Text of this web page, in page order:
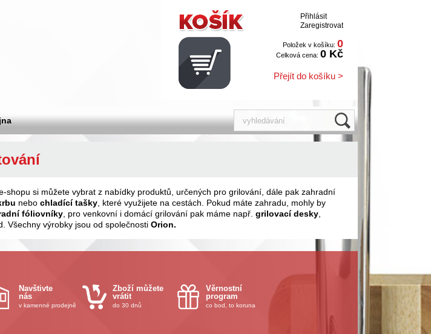
Přihlásit
Zaregistrovat
Položek v košíku: 0
Celková cena: 0 Kč
Přejít do košíku >
shopu si můžete vybrat z nabídky produktů, určených pro grilování, dále pak zahradní
nebo chladící tašky , které využijete na cestách. Pokud máte zahradu, mohly by
fóliovníky , pro venkovní i domácí grilování pak máme např. grilovací desky
Všechny výrobky jsou od společnosti Orion.
Navštivte
nás
v kamenné prodejně
Zboží můžete
vrátit
do 30 dnů
Věrnostní
program
co bod, to koruna